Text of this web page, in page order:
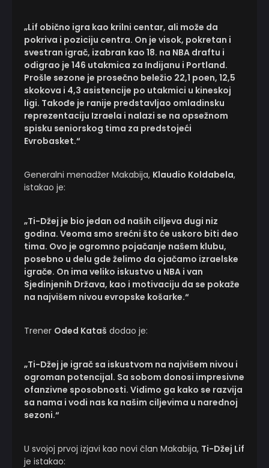
„Lif obično igra kao krilni centar, ali može da
pokriva i poziciju centra. On je visok, pokretan i
svestran igrač, izabran kao 18. na NBA draftu i
odigrao je 146 utakmica za Indijanu i Portland.
Prošle sezone je prosečno beležio 22,1 poen, 12,5
skokova i 4,3 asistencije po utakmici u kineskoj
ligi. Takođe je ranije predstavljao omladinsku
reprezentaciju Izraela i nalazi se na opsežnom
spisku seniorskog tima za predstojeći
Evrobasket.“
Generalni menadžer Makabija, Klaudio Koldabela,
istakao je:
„Ti-Džej je bio jedan od naših ciljeva dugi niz
godina. Veoma smo srećni što će uskoro biti deo
tima. Ovo je ogromno pojačanje našem klubu,
posebno u delu gde želimo da ojačamo izraelske
igrače. On ima veliko iskustvo u NBA i van
Sjedinjenih Država, kao i motivaciju da se pokaže
na najvišem nivou evropske košarke.“
Trener Oded Kataš dodao je:
„Ti-Džej je igrač sa iskustvom na najvišem nivou i
ogroman potencijal. Sa sobom donosi impresivne
ofanzivne sposobnosti. Vidimo ga kako se razvija
sa nama i vodi nas ka našim ciljevima u narednoj
sezoni.“
U svojoj prvoj izjavi kao novi član Makabija, Ti-Džej Lif
je istakao: